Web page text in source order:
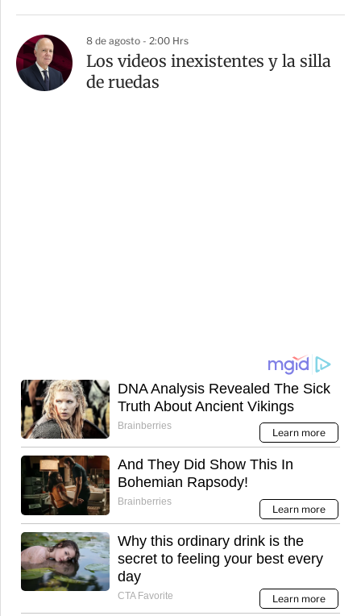
8 de agosto - 2:00 Hrs
Los videos inexistentes y la silla
de ruedas